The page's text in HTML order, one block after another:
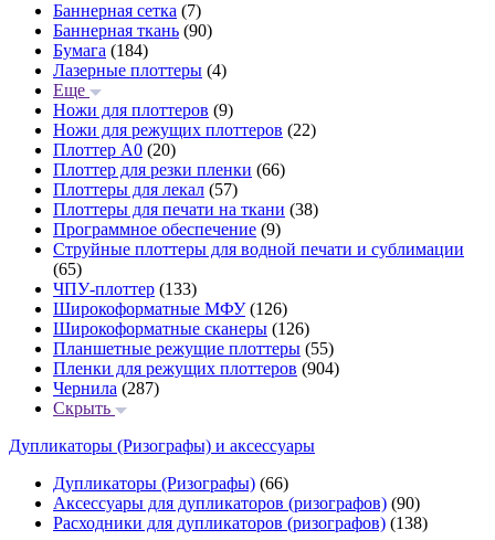
Баннерная сетка (7)
Баннерная ткань (90)
Бумага (184)
Лазерные плоттеры (4)
Еще
Ножи для плоттеров (9)
Ножи для режущих плоттеров (22)
Плоттер А0 (20)
Плоттер для резки пленки (66)
Плоттеры для лекал (57)
Плоттеры для печати на ткани (38)
Программное обеспечение (9)
Струйные плоттеры для водной печати и сублимации
(65)
ЧПУ-плоттер (133)
Широкоформатные МФУ(126)
Широкоформатные сканеры (126)
Планшетные режущие плоттеры (55)
Пленки для режущих плоттеров (904)
Чернила (287)
Скрыть
Дупликаторы (Ризографы) и аксессуары
Дупликаторы (Ризографы) (66)
Аксессуары для дупликаторов (ризографов) (90)
Расходники для дупликаторов (ризографов) (138)